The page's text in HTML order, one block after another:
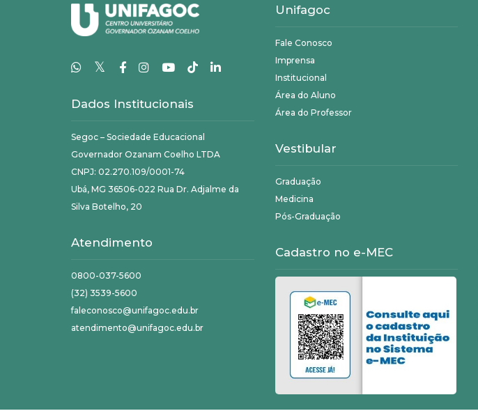
𝕏
Dados Institucionais
Segoc – Sociedade Educacional
Governador Ozanam Coelho LTDA
CNPJ: 02.270.109/0001-74
Ubá, MG 36506-022 Rua Dr. Adjalme da
Silva Botelho, 20
Atendimento
0800-037-5600
(32) 3539-5600
faleconosco@unifagoc.edu.br
atendimento@unifagoc.edu.br
Unifagoc
Fale Conosco
Imprensa
Institucional
Área do Aluno
Área do Professor
Vestibular
Graduação
Medicina
Pós-Graduação
Cadastro no e-MEC